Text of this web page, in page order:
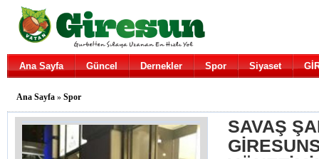
Ana Sayfa Güncel Dernekler Spor Siyaset
Ana Sayfa » Spor
SAVAŞ